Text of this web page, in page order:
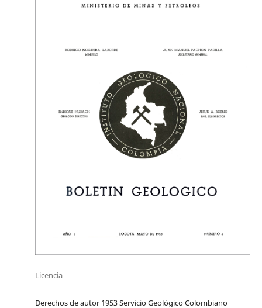
Licencia
Derechos de autor 1953 Servicio Geológico Colombiano